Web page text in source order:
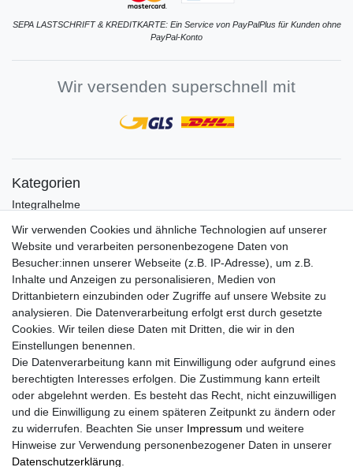
SEPA LASTSCHRIFT & KREDITKARTE: Ein Service von PayPalPlus für Kunden ohne
PayPal-Konto
Wir versenden superschnell mit
Kategorien
Integralhelme
Crosshelme
Klapphelme
Zubehör/Visiere
Bluetoothhelme
Kinderhelme
Skihelme
Services
Mein Konto
Kontakt
FAQ
Rechtliches
AGB
Wir verwenden Cookies und ähnliche Technologien auf unserer
Website und verarbeiten personenbezogene Daten von
Besucher:innen unserer Webseite (z.B. IP-Adresse), um z.B.
Inhalte und Anzeigen zu personalisieren, Medien von
Drittanbietern einzubinden oder Zugriffe auf unsere Website zu
analysieren. Die Datenverarbeitung erfolgt erst durch gesetzte
Cookies. Wir teilen diese Daten mit Dritten, die wir in den
Einstellungen benennen.
Die Datenverarbeitung kann mit Einwilligung oder aufgrund eines
berechtigten Interesses erfolgen. Die Zustimmung kann erteilt
oder abgelehnt werden. Es besteht das Recht, nicht einzuwilligen
und die Einwilligung zu einem späteren Zeitpunkt zu ändern oder
zu widerrufen. Beachten Sie unser Impressum und weitere
Hinweise zur Verwendung personenbezogener Daten in unserer
Daten­schutz­erklärung